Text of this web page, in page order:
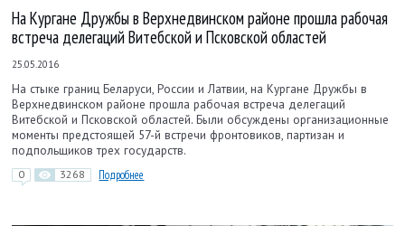
На Кургане Дружбы в Верхнедвинском районе прошла рабочая
встреча делегаций Витебской и Псковской областей
25.05.2016
На стыке границ Беларуси, России и Латвии, на Кургане Дружбы в
Верхнедвинском районе прошла рабочая встреча делегаций
Витебской и Псковской областей. Были обсуждены организационные
моменты предстоящей 57-й встречи фронтовиков, партизан и
подпольщиков трех государств.
0 3268 Подробнее